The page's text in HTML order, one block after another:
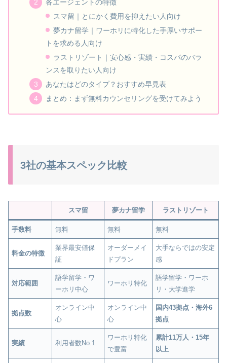
各エージェントの特徴
スマ留｜とにかく費用を抑えたい人向け
夢カナ留学｜ワーホリに特化した手厚いサポー
トを求める人向け
ラストリゾート｜安心感・実績・コスパのバラ
ンスを取りたい人向け
あなたはどのタイプ？おすすめ早見表
まとめ：まず無料カウンセリングを受けてみよう
3社の基本スペック比較
スマ留 夢カナ留学 ラストリゾート
手数料 無料 無料 無料
料金の特徴
業界最安値保
証
オーダーメイ
ドプラン
大手ならではの安定
感
対応範囲
語学留学・ワ
ーホリ中心
ワーホリ特化
語学留学・ワーホ
リ・大学進学
拠点数
オンライン中
心
オンライン中
心
国内43拠点・海外6
拠点
実績 利用者数No.1
ワーホリ特化
で豊富
累計11万人・15年
以上